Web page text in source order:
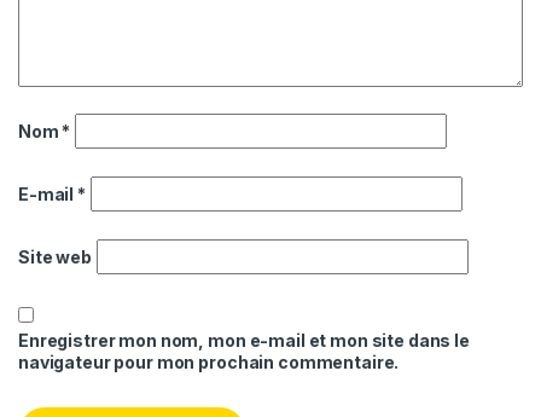
Nom *
E-mail *
Site web
Enregistrer mon nom, mon e-mail et mon site dans le
navigateur pour mon prochain commentaire.